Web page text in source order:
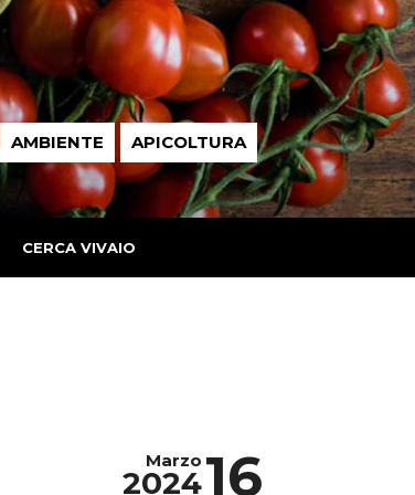
AMBIENTE APICOLTURA
CERCA VIVAIO
16
Marzo
2024